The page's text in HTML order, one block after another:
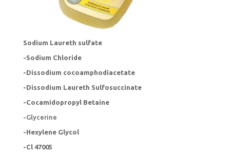
Sodium Laureth sulfate
-Sodium Chloride
-Dissodium cocoamphodiacetate
-Dissodium Laureth Sulfosuccinate
-Cocamidopropyl Betaine
-Glycerine
-Hexylene Glycol
-Cl 47005